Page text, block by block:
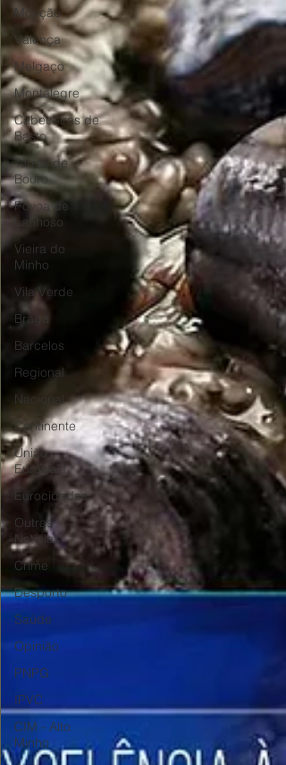
Monção
Valença
Melgaço
Montalegre
Cabeceiras de
Basto
Terras de
Bouro
Póvoa de
Lanhoso
Vieira do
Minho
Vila Verde
Braga
Barcelos
Regional
Nacional
Continente
União
Europeia
Eurocidades
Outras
Notícias
Crime
Desporto
Saúde
Opinião
PNPG
IPVC
CIM - Alto
Minho